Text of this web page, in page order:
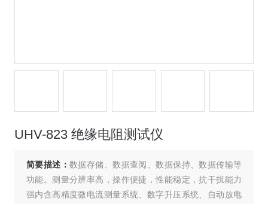
UHV-823 绝缘电阻测试仪
简要描述：数据存储、数据查阅、数据保持、数据传输等
功能。测量分辨率高，操作便捷，性能稳定，抗干扰能力
强内含高精度微电流测量系统、数字升压系统、自动放电